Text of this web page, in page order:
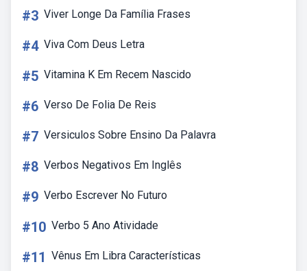
#3 Viver Longe Da Família Frases
#4 Viva Com Deus Letra
#5 Vitamina K Em Recem Nascido
#6 Verso De Folia De Reis
#7 Versiculos Sobre Ensino Da Palavra
#8 Verbos Negativos Em Inglês
#9 Verbo Escrever No Futuro
#10 Verbo 5 Ano Atividade
#11 Vênus Em Libra Características